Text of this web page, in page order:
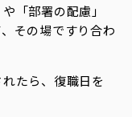
「部署の配慮」
その場ですり合わ
たら、復職日を